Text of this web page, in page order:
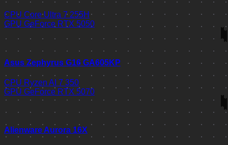
CPU Core Ultra 7 255H
GPU GeForce RTX 5050
Asus Zephyrus G16 GA605KP
CPU Ryzen AI 7 350
GPU GeForce RTX 5070
Alienware Aurora 16X